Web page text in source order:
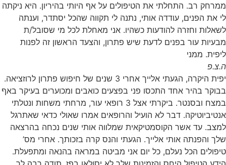
ממרחק רב. התחלתי את הטיפולים על אף היותי בהיריון. היא ניקתה
לי את הפנים, עודדה אותי, נתנה לי תקווה שהכל יסתדר, וענתה
לשאלות וחזרה להודעות כשהיו. אני מאחלת לכל מי שסובל/ת
מבעיות עור בפנים לדעת שיש פתרון, והצעד הראשון זה לפנות
ליפית. ממני
ה.צ.פ
יפית היקרה, הגעתי אלייך אחרי 3 שנים של חיפוש פתרון לרוזציאה.
בבוקר בהיר אחד התכסו פני בפצעים כואבים ומכוערים בעיקר באף
במצח ובסנטר. ביקרתי אצל 3 רופאי עור, מרחתי משחות ונטלתי
אנטיביוטיקה. דבר לא הועיל והרופאים אמרו שאולי כדאי שאתרגל
למצב. עד אשר הקוסמטיקאית שמלווה אותי שנים נכחה בהרצאה
שלך והפנתה אותי אלייך. הגעתי והנס קרה בזכותך. אחרי מס’
טיפולים הכל נעלם, כל יום אני מביטה במראה בהנאה ומתפעלת.